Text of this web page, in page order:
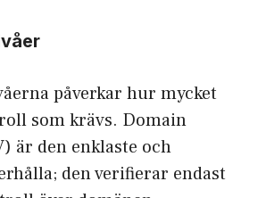
påverkar hur mycket
som krävs. Domain
är den enklaste och
den verifierar endast